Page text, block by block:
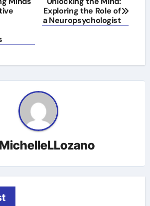
Exploring the Role of
a Neuropsychologist
MichelleLLozano